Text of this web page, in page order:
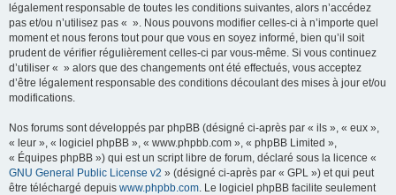
légalement responsable de toutes les conditions suivantes, alors n’accédez
pas et/ou n’utilisez pas « ». Nous pouvons modifier celles-ci à n’importe quel
moment et nous ferons tout pour que vous en soyez informé, bien qu’il soit
prudent de vérifier régulièrement celles-ci par vous-même. Si vous continuez
d’utiliser « » alors que des changements ont été effectués, vous acceptez
d’être légalement responsable des conditions découlant des mises à jour et/ou
modifications.
Nos forums sont développés par phpBB (désigné ci-après par « ils », « eux »,
« leur », « logiciel phpBB », « www.phpbb.com », « phpBB Limited »,
« Équipes phpBB ») qui est un script libre de forum, déclaré sous la licence «
GNU General Public License v2 » (désigné ci-après par « GPL ») et qui peut
être téléchargé depuis www.phpbb.com. Le logiciel phpBB facilite seulement